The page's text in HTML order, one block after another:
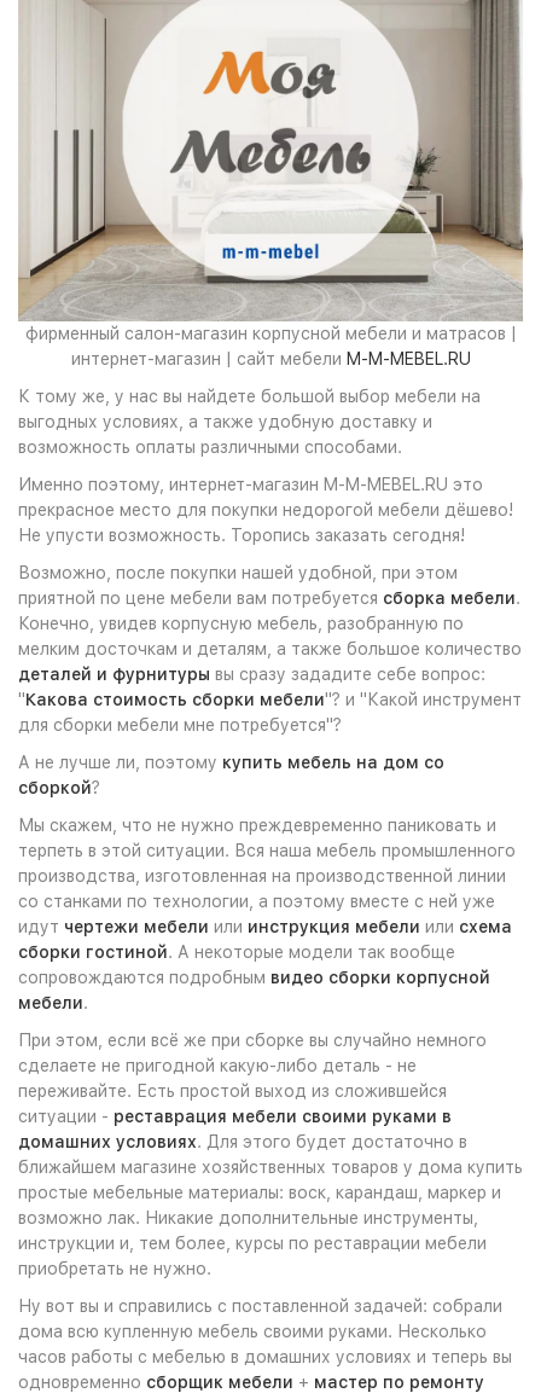
фирменный салон-магазин корпусной мебели и матрасов |
интернет-магазин | сайт мебели M-M-MEBEL.RU
К тому же, у нас вы найдете большой выбор мебели на
выгодных условиях, а также удобную доставку и
возможность оплаты различными способами.
Именно поэтому, интернет-магазин M-M-MEBEL.RU это
прекрасное место для покупки недорогой мебели дёшево!
Не упусти возможность. Торопись заказать сегодня!
Возможно, после покупки нашей удобной, при этом
приятной по цене мебели вам потребуется сборка мебели.
Конечно, увидев корпусную мебель, разобранную по
мелким досточкам и деталям, а также большое количество
деталей и фурнитуры вы сразу зададите себе вопрос:
"Какова стоимость сборки мебели"? и "Какой инструмент
для сборки мебели мне потребуется"?
А не лучше ли, поэтому купить мебель на дом со
сборкой?
Мы скажем, что не нужно преждевременно паниковать и
терпеть в этой ситуации. Вся наша мебель промышленного
производства, изготовленная на производственной линии
со станками по технологии, а поэтому вместе с ней уже
идут чертежи мебели или инструкция мебели или схема
сборки гостиной. А некоторые модели так вообще
сопровождаются подробным видео сборки корпусной
мебели.
При этом, если всё же при сборке вы случайно немного
сделаете не пригодной какую-либо деталь - не
переживайте. Есть простой выход из сложившейся
ситуации - реставрация мебели своими руками в
домашних условиях. Для этого будет достаточно в
ближайшем магазине хозяйственных товаров у дома купить
простые мебельные материалы: воск, карандаш, маркер и
возможно лак. Никакие дополнительные инструменты,
инструкции и, тем более, курсы по реставрации мебели
приобретать не нужно.
Ну вот вы и справились с поставленной задачей: собрали
дома всю купленную мебель своими руками. Несколько
часов работы с мебелью в домашних условиях и теперь вы
одновременно сборщик мебели + мастер по ремонту